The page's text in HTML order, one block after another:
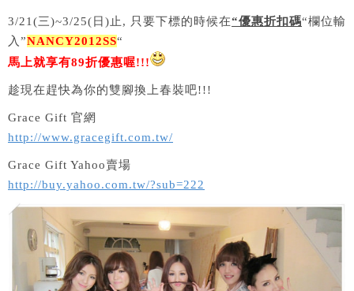
3/21(三)~3/25(日)止, 只要下標的時候在“優惠折扣碼“欄位輸
入”NANCY2012SS“
馬上就享有89折優惠喔!!!
趁現在趕快為你的雙腳換上春裝吧!!!
Grace Gift 官網
http://www.gracegift.com.tw/
Grace Gift Yahoo賣場
http://buy.yahoo.com.tw/?sub=222